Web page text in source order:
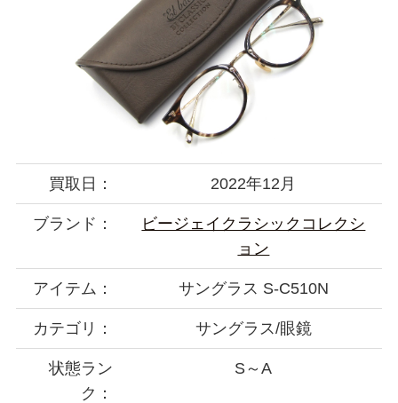
買取日： 2022年12月
ブランド：
ビージェイクラシックコレクシ
ョン
アイテム： サングラス S-C510N
カテゴリ： サングラス/眼鏡
状態ラン
ク：
S～A